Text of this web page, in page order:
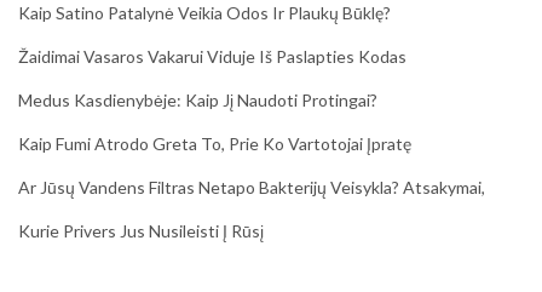
Kaip Satino Patalynė Veikia Odos Ir Plaukų Būklę?
Žaidimai Vasaros Vakarui Viduje Iš Paslapties Kodas
Medus Kasdienybėje: Kaip Jį Naudoti Protingai?
Kaip Fumi Atrodo Greta To, Prie Ko Vartotojai Įpratę
Ar Jūsų Vandens Filtras Netapo Bakterijų Veisykla? Atsakymai,
Kurie Privers Jus Nusileisti Į Rūsį